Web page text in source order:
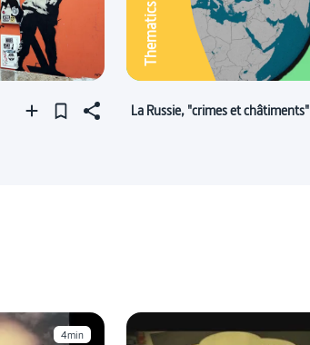
Thematics
La Russie, "crimes et châtiments"
4min